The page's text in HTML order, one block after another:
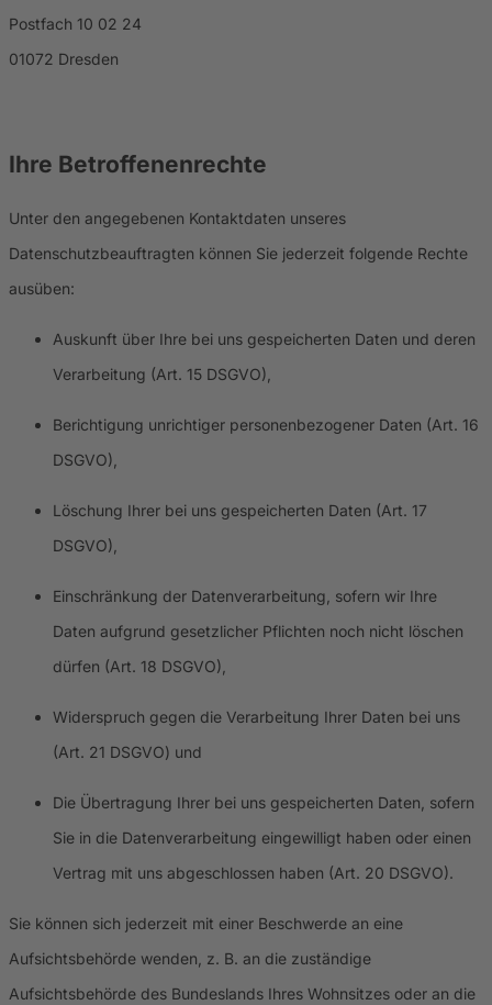
Postfach 10 02 24
01072 Dresden
Ihre Betroffenenrechte
Unter den angegebenen Kontaktdaten unseres
Datenschutzbeauftragten können Sie jederzeit folgende Rechte
ausüben:
Auskunft über Ihre bei uns gespeicherten Daten und deren
Verarbeitung (Art. 15 DSGVO),
Berichtigung unrichtiger personenbezogener Daten (Art. 16
DSGVO),
Löschung Ihrer bei uns gespeicherten Daten (Art. 17
DSGVO),
Einschränkung der Datenverarbeitung, sofern wir Ihre
Daten aufgrund gesetzlicher Pflichten noch nicht löschen
dürfen (Art. 18 DSGVO),
Widerspruch gegen die Verarbeitung Ihrer Daten bei uns
(Art. 21 DSGVO) und
Die Übertragung Ihrer bei uns gespeicherten Daten, sofern
Sie in die Datenverarbeitung eingewilligt haben oder einen
Vertrag mit uns abgeschlossen haben (Art. 20 DSGVO).
Sie können sich jederzeit mit einer Beschwerde an eine
Aufsichtsbehörde wenden, z. B. an die zuständige
Aufsichtsbehörde des Bundeslands Ihres Wohnsitzes oder an die